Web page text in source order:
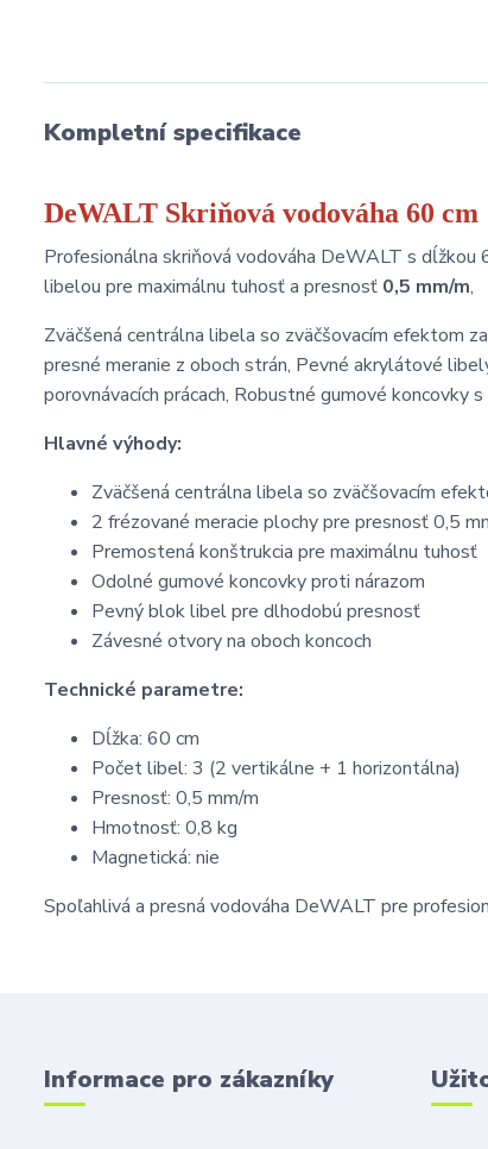
Kompletní specifikace
DeWALT Skriňová vodováha 60 cm
Profesionálna skriňová vodováha DeWALT s
libelou pre maximálnu tuhosť a presnosť 0,5 mm/m,
Zväčšená centrálna libela so zväčšovacím efektom
presné meranie z oboch strán, Pevné akrylátové
porovnávacích prácach, Robustné gumové koncovky
Hlavné výhody:
Zväčšená centrálna libela so zväčšovacím
2 frézované meracie plochy pre presnosť 0,5
Premostená konštrukcia pre maximálnu tuhosť
Odolné gumové koncovky proti nárazom
Pevný blok libel pre dlhodobú presnosť
Závesné otvory na oboch koncoch
Technické parametre:
Dĺžka: 60 cm
Počet libel: 3 (2 vertikálne + 1 horizontálna)
Presnosť: 0,5 mm/m
Hmotnosť: 0,8 kg
Magnetická: nie
Spoľahlivá a presná vodováha DeWALT pre
Informace pro zákazníky